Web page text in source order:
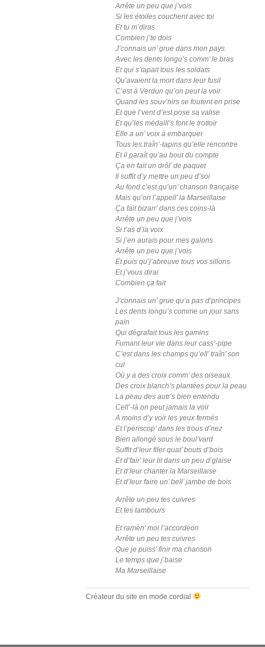
Arrête un peu que j’vois
Si les étoiles couchent avec toi
Et tu m’diras
Combien j’te dois
J’connais un’ grue dans mon pays
Avec les dents longu’s comm’ le bras
Et qui s’tapait tous les soldats
Qu’avaient la mort dans leur fusil
C’est à Verdun qu’on peut la voir
Quand les souv’nirs se foutent en prise
Et que l’vent d’est pose sa valise
Et qu’les médaill’s font le trottoir
Elle a un’ voix à embarquer
Tous les traîn’-tapins qu’elle rencontre
Et il paraît qu’au bout du compte
Ça en fait un drôl’ de paquet
Il suffit d’y mettre un peu d’soi
Au fond c’est qu’un’ chanson française
Mais qu’on l’appell’ la Marseillaise
Ça fait bizarr’ dans ces coins-là
Arrête un peu que j’vois
Si t’as d’la voix
Si j’en aurais pour mes galons
Arrête un peu que j’vois
Et puis qu’j’abreuve tous vos sillons
Et j’vous dirai
Combien ça fait
J’connais un’ grue qu’a pas d’principes
Les dents longu’s comme un jour sans
pain
Qui dégrafait tous les gamins
Fumant leur vie dans leur cass’-pipe
C’est dans les champs qu’ell’ traîn’ son
cul
Où y a des croix comm’ des oiseaux
Des croix blanch’s plantées pour la peau
La peau des autr’s bien entendu
Cell’-là on peut jamais la voir
A moins d’y voir les yeux fermés
Et l’périscop’ dans les trous d’nez
Bien allongé sous le boul’vard
Suffit d’leur filer quat’ bouts d’bois
Et d’fair’ leur lit dans un peu d’glaise
Et d’leur chanter la Marseillaise
Et d’leur faire un’ bell’ jambe de bois
Arrête un peu tes cuivres
Et tes tambours
Et ramèn’ moi l’accordéon
Arrête un peu tes cuivres
Que je puiss’ finir ma chanson
Le temps que j’baise
Ma Marseillaise
Créateur du site en mode cordial